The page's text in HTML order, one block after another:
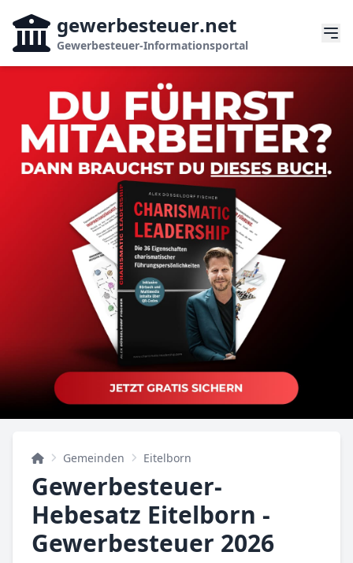
gewerbesteuer.net
Gewerbesteuer-Informationsportal
Gemeinden Eitelborn
Gewerbesteuer-
Hebesatz Eitelborn -
Gewerbesteuer 2026